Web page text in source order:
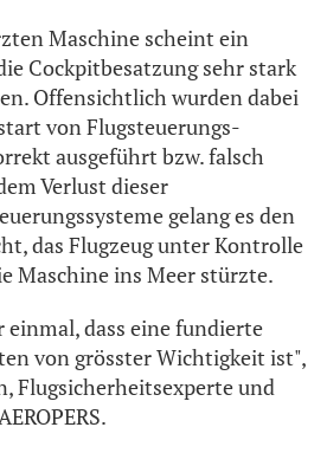
Maschine scheint ein
Cockpitbesatzung sehr stark
Offensichtlich wurden dabei
von Flugsteuerungs-
ausgeführt bzw. falsch
Verlust dieser
gelang es den
das Flugzeug unter Kontrolle
Maschine ins Meer stürzte.
einmal, dass eine fundierte
von grösster Wichtigkeit ist",
Flugsicherheitsexperte und